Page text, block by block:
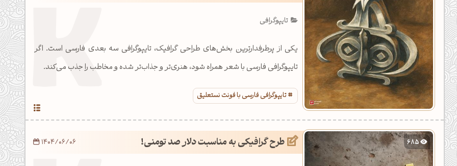
تایپوگرافی
یکی از پرطرفدارترین بخش‌های طراحی گرافیک، تایپوگرافی سه بعدی فارسی است. اگر
تایپوگرافی فارسی با شعر همراه شود، هنری‌تر و جذاب‌تر شده و مخاطب را جذب می‌کند.
تایپوگرافی فارسی با فونت نستعلیق
685 طرح گرافیکی به مناسبت دلار صد تومنی! 1404/06/06